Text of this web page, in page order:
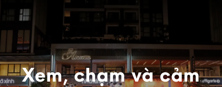
Xem, chạm và cảm